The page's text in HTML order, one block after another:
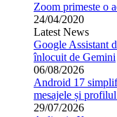
Zoom primeste o
24/04/2020
Latest News
Google Assistant
înlocuit de Gemini
06/08/2026
Android 17
mesajele și
29/07/2026